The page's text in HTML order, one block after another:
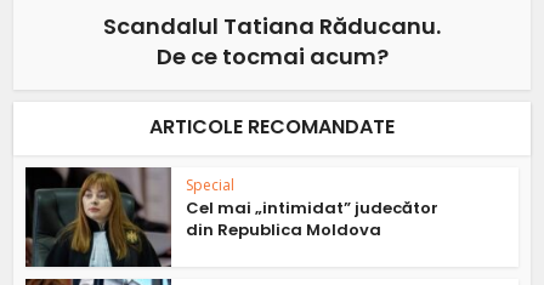
Scandalul Tatiana Răducanu.
De ce tocmai acum?
ARTICOLE RECOMANDATE
Special
Cel mai „intimidat” judecător
din Republica Moldova